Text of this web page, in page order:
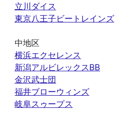
立川ダイス
東京八王子ビートレインズ
中地区
横浜エクセレンス
新潟アルビレックスBB
金沢武士団
福井ブローウィンズ
岐阜スゥープス